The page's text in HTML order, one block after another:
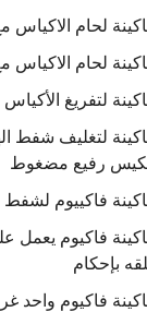
لحام الاكياس
لحام
لتفريغ
لتغليف شفط
رفيع مضغوط
فاكييوم لشفط
فاكيوم يعمل
بإحكام
فاكيوم واحد